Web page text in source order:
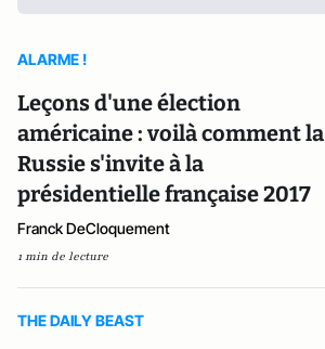
ALARME !
Leçons d'une élection
américaine : voilà comment la
Russie s'invite à la
présidentielle française 2017
Franck DeCloquement
1 min de lecture
THE DAILY BEAST